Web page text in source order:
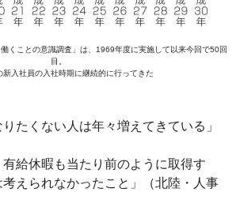
くことの意識調査」は、1969年度に実施して以来今回で50回
目。
新入社員の入社時期に継続的に行ってきた
りたくない人は年々増えてきている」
有給休暇も当たり前のように取得す
えられなかったこと」（北陸・人事